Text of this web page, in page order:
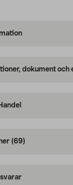
dokument och
(69)